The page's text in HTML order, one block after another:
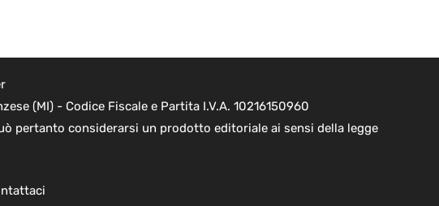
(MI) - Codice Fiscale e Partita I.V.A. 10216150960
pertanto considerarsi un prodotto editoriale ai sensi della legge